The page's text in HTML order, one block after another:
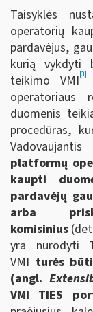
Taisyklės
operatorių
pardavėjus,
kurią vykdyti
teikimo VMI[3]
operatoriaus
duomenis
procedūras,
platformų
kaupti
pardavėjų
arba
komisinius
yra nurodyti
VMI turės
(angl.
VMI TIES